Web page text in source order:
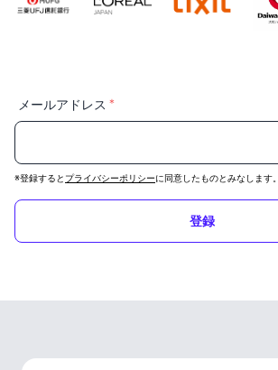
メールアドレス ＊
※登録すると プライバシーポリシーに同意したものとみなします。
登録